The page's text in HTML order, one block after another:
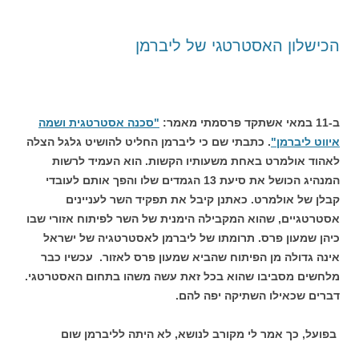
הכישלון האסטרטגי של ליברמן
ב-11 במאי אשתקד פרסמתי מאמר:
"סכנה אסטרטגית ושמה
איווט ליברמן". כתבתי שם כי ליברמן החליט להושיט גלגל הצלה
לאהוד אולמרט באחת משעותיו הקשות. הוא העמיד לרשות
המנהיג הכושל את סיעת 13 הגמדים שלו והפך אותם לעובדי
קבלן של אולמרט. כאתנן קיבל את תפקיד השר לעניינים
אסטרטגיים, שהוא המקבילה הימנית של השר לפיתוח אזורי שבו
כיהן שמעון פרס. תרומתו של ליברמן לאסטרטגיה של ישראל
אינה גדולה מן הפיתוח שהביא שמעון פרס לאזור.
עכשיו כבר
מלחשים מסביבו שהוא בכל זאת עשה משהו בתחום האסטרטגי.
דברים שכאילו השתיקה יפה להם.
בפועל, כך אמר לי מקורב לנושא, לא היתה לליברמן שום